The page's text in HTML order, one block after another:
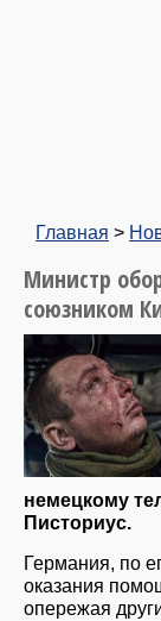
Главная >
Министр
союзником
немецкому
Писториус.
Германия, по
оказания
опережая